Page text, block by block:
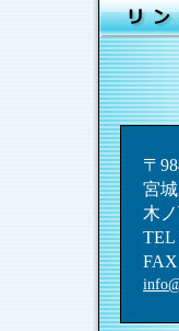
〒
宮
木
TEL
FAX